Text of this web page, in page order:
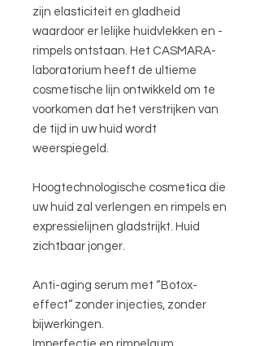
zijn elasticiteit en gladheid
waardoor er lelijke huidvlekken en -
rimpels ontstaan. Het CASMARA-
laboratorium heeft de ultieme
cosmetische lijn ontwikkeld om te
voorkomen dat het verstrijken van
de tijd in uw huid wordt
weerspiegeld.
Hoogtechnologische cosmetica die
uw huid zal verlengen en rimpels en
expressielijnen gladstrijkt. Huid
zichtbaar jonger.
Anti-aging serum met “Botox-
effect” zonder injecties, zonder
bijwerkingen.